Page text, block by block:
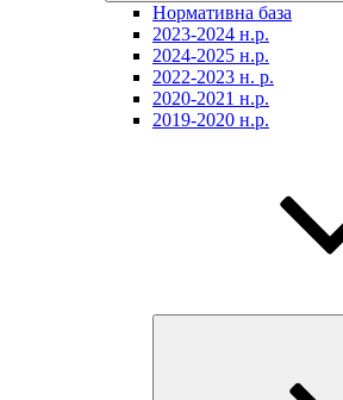
Нормативна база
2023-2024 н.р.
2024-2025 н.р.
2022-2023 н. р.
2020-2021 н.р.
2019-2020 н.р.